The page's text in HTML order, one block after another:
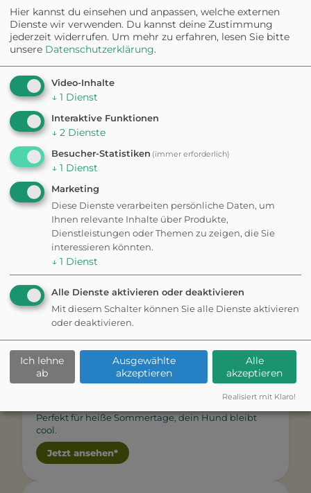
Gut ausgerüstet
für euren
Ausflug
💧
Immer frisches Wasser für deinen Hund, auch
unterwegs.
Jetzt ansehen*
❄️
Perfekt für heiße Sommertage, dein Hund bleibt
cool.
Jetzt ansehen*
Hier kannst du einsehen und anpassen, welche externen
Dienste wir verwenden. Du kannst deine Zustimmung
jederzeit widerrufen. Um mehr zu erfahren, lesen Sie bitte
unsere Datenschutzerklärung.
Video-Inhalte
↓ 1 Dienst
Interaktive Funktionen
↓ 2 Dienste
Besucher-Statistiken (immer erforderlich)
↓ 1 Dienst
Marketing
Diese Dienste verarbeiten persönliche Daten, um
Ihnen relevante Inhalte über Produkte,
Dienstleistungen oder Themen zu zeigen, die Sie
interessieren könnten.
↓ 1 Dienst
Alle Dienste aktivieren oder deaktivieren
Mit diesem Schalter können Sie alle Dienste aktivieren
oder deaktivieren.
Ich lehne
ab
Ausgewählte
akzeptieren
Alle
akzeptieren
Realisiert mit Klaro!